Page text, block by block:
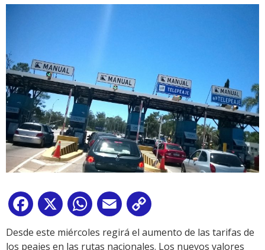
Facebook
X WhatsApp
Email
Link
Desde este miércoles regirá el aumento de las tarifas de
los peajes en las rutas nacionales. Los nuevos valores